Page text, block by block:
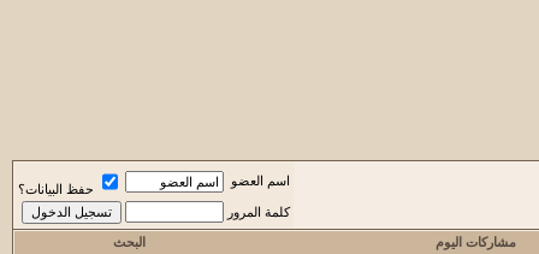
اسم العضو
حفظ البيانات؟
كلمة المرور
مشاركات اليوم البحث